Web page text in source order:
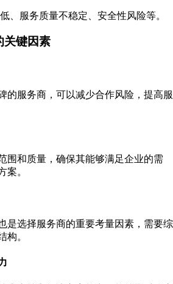
、服务质量不稳定、安全性风险等。
关键因素
的服务商，可以减少合作风险，提高服
围和质量，确保其能够满足企业的需
案。
是选择服务商的重要考量因素，需要综
构。